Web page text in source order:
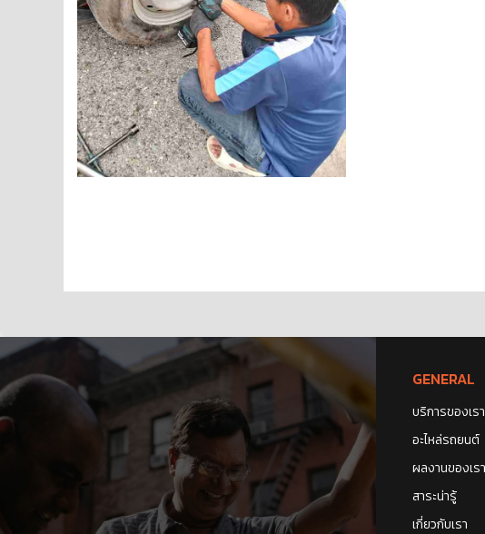
GENERAL
บริการของเรา
อะไหล่รถยนต์
ผลงานของเรา
สาระน่ารู้
เกี่ยวกับเรา